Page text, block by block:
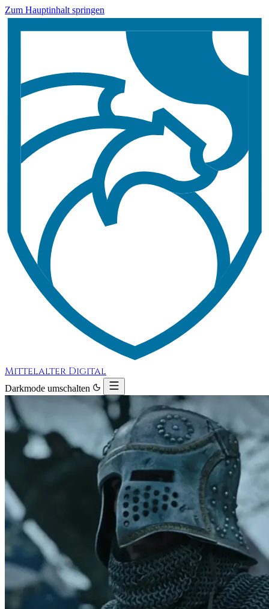
Zum Hauptinhalt springen
Mittelalter Digital
Darkmode umschalten